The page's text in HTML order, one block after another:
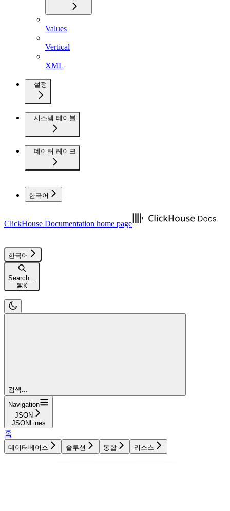
Values
Vertical
XML
설정
시스템 테이블
데이터 레이크
한국어
ClickHouse Documentation home page
한국어
Search...
⌘K
검색...
Navigation
JSON
JSONLines
홈
데이터베이스 솔루션 통합 리소스